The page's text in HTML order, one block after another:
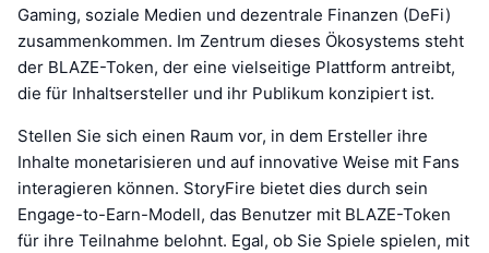
Gaming, soziale Medien und dezentrale Finanzen (DeFi)
zusammenkommen. Im Zentrum dieses Ökosystems steht
der BLAZE-Token, der eine vielseitige Plattform antreibt,
die für Inhaltsersteller und ihr Publikum konzipiert ist.
Stellen Sie sich einen Raum vor, in dem Ersteller ihre
Inhalte monetarisieren und auf innovative Weise mit Fans
interagieren können. StoryFire bietet dies durch sein
Engage-to-Earn-Modell, das Benutzer mit BLAZE-Token
für ihre Teilnahme belohnt. Egal, ob Sie Spiele spielen, mit